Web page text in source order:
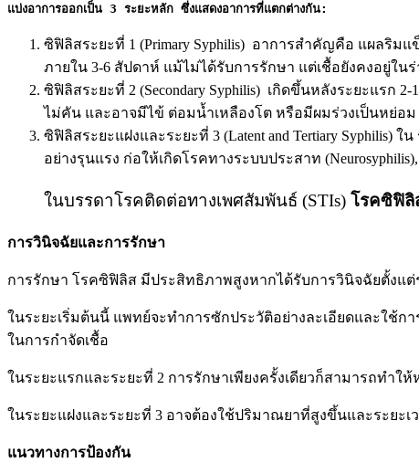
แบ่งอาการออกเป็น 3 ระยะหลัก ซึ่งแสดงอาการที่แตกต่างกัน:
ซิฟิลิสระยะที่ 1 (Primary Syphilis) อาการสำคัญคือ แผลริม
ภายใน 3-6 สัปดาห์ แม้ไม่ได้รับการรักษา แต่เชื้อยังคงอยู่ในร่
ซิฟิลิสระยะที่ 2 (Secondary Syphilis) เกิดขึ้นหลังระยะแรก
ไม่คัน และอาจมีไข้ ต่อมน้ำเหลืองโต หรือมีผมร่วงเป็นหย่อม
ซิฟิลิสระยะแฝงและระยะที่ 3 (Latent and Tertiary Syphilis)
อย่างรุนแรง ก่อให้เกิดโรคทางระบบประสาท
ในบรรดาโรคติดต่อทางเพศสัมพันธ์ (STIs) โรคซิฟิลิ
การวินิจฉัยและการรักษา
การรักษา โรคซิฟิลิส มีประสิทธิภาพสูงหากได้รับการวินิจฉัยตั้งแต่
ในระยะเริ่มต้นนี้ แพทย์จะทำการซักประวัติอย่างละเอียดและใช้
ในการกำจัดเชื้อ
ในระยะแรกและระยะที่ 2 การรักษาเพียงครั้งเดียวก็สามารถทำให้
ในระยะแฝงและระยะที่ 3 อาจต้องใช้ปริมาณยาที่สูงขึ้นและระยะ
แนวทางการป้องกัน